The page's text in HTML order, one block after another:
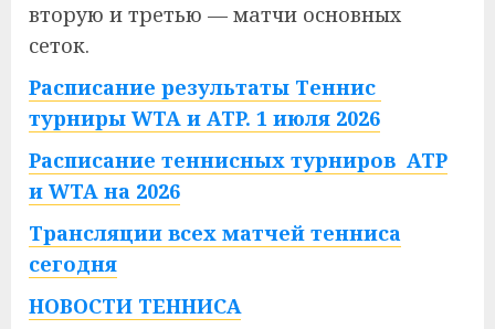
вторую и третью — матчи основных
сеток.
Расписание результаты Теннис
турниры WTA и ATP. 1 июля 2026
Расписание теннисных турниров ATP
и WTA на 2026
Трансляции всех матчей тенниса
сегодня
НОВОСТИ ТЕННИСА